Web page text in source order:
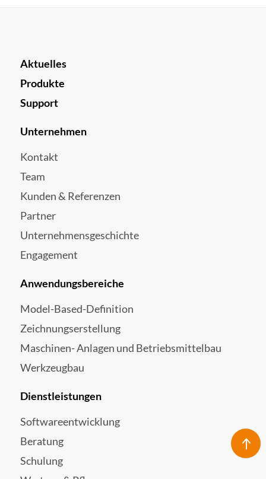
Aktuelles
Produkte
Support
Unternehmen
Kontakt
Team
Kunden & Referenzen
Partner
Unternehmensgeschichte
Engagement
Anwendungsbereiche
Model-Based-Definition
Zeichnungserstellung
Maschinen- Anlagen und Betriebsmittelbau
Werkzeugbau
Dienstleistungen
Softwareentwicklung
Beratung
Schulung